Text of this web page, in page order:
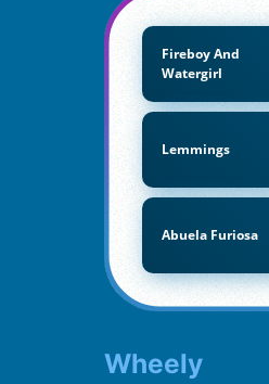
Fireboy And
Watergirl
Lemmings
Abuela Furiosa
Wheely